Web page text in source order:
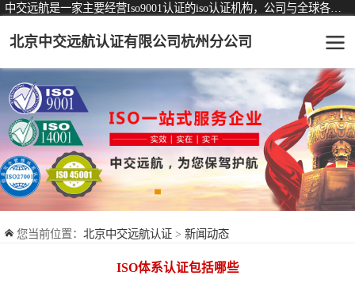
北京中交远航认证有限公司杭州分公司
您当前位置： 北京中交远航认证 > 新闻动态
ISO体系认证包括哪些
认证服务 可从事认证业务一览表
ISO9001质量管理体系认证
ISO14001环境管理体系认证
ISO45001职业健康安全管理体系认证
交通运输服务认证
ISO27001信息安全管理体系认证